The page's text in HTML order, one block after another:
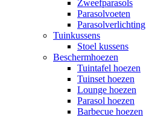
Zweefparasols
Parasolvoeten
Parasolverlichting
Tuinkussens
Stoel kussens
Beschermhoezen
Tuintafel hoezen
Tuinset hoezen
Lounge hoezen
Parasol hoezen
Barbecue hoezen